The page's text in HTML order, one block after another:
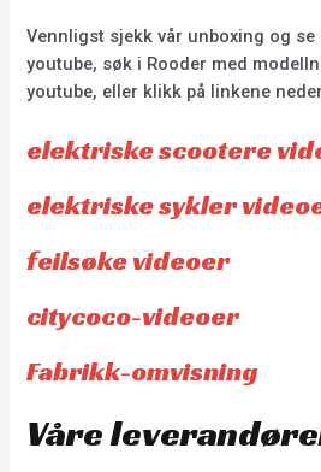
Vennligst sjekk vår unboxing og
youtube, søk i Rooder med
youtube, eller klikk på linkene
elektriske scootere
elektriske sykler
feilsøke videoer
citycoco-videoer
Fabrikk-omvisning
Våre